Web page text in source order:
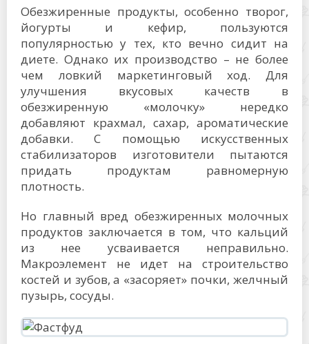
Обезжиренные продукты, особенно творог,
йогурты и кефир, пользуются
популярностью у тех, кто вечно сидит на
диете. Однако их производство – не более
чем ловкий маркетинговый ход. Для
улучшения вкусовых качеств в
обезжиренную «молочку» нередко
добавляют крахмал, сахар, ароматические
добавки. С помощью искусственных
стабилизаторов изготовители пытаются
придать продуктам равномерную
плотность.
Но главный вред обезжиренных молочных
продуктов заключается в том, что кальций
из нее усваивается неправильно.
Макроэлемент не идет на строительство
костей и зубов, а «засоряет» почки, желчный
пузырь, сосуды.